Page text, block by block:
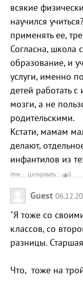
всякие
научился
применять ее,
Согласна, школа
образование, и
услуги, именно
детей работать
мозги, а не
родительскими.
Кстати, мамам
делают,
инфантилов из
Имя Цитировать 0
Guest
"Я тоже со
классов, со
разницы.
Что, тоже на